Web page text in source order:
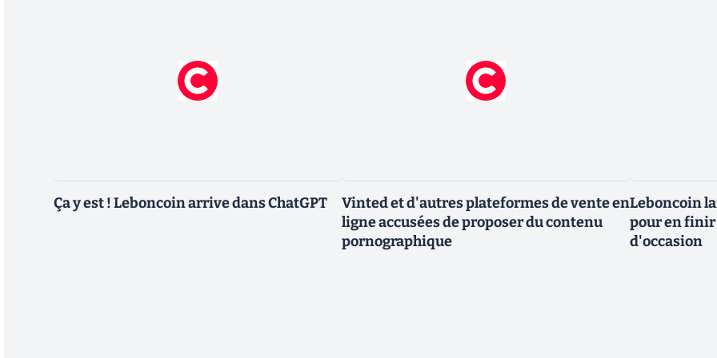
Ça y est ! Leboncoin arrive dans ChatGPT
Vinted et d'autres plateformes de vente en
ligne accusées de proposer du contenu
pornographique
Leboncoin
pour en finir
d'occasion